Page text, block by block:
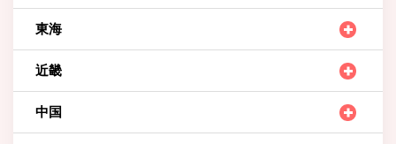
東海
近畿
中国